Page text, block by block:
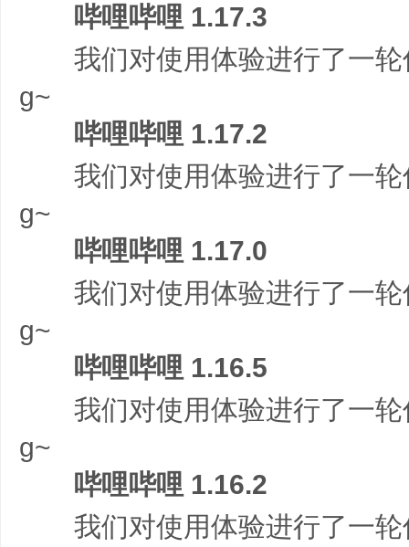
哔哩哔哩 1.17.3
我们对使用体验进行了一轮
g~
哔哩哔哩 1.17.2
我们对使用体验进行了一轮
g~
哔哩哔哩 1.17.0
我们对使用体验进行了一轮
g~
哔哩哔哩 1.16.5
我们对使用体验进行了一轮
g~
哔哩哔哩 1.16.2
我们对使用体验进行了一轮